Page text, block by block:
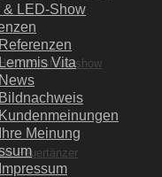
Hochzeitsfeuershow
Feuertänzer
& LED-Show
Referenzen
Lemmis Vita
News
Bildnachweis
Kundenmeinungen
Ihre Meinung
Impressum